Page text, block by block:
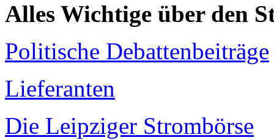
Alles Wichtige über den
Politische Debattenbeiträge
Lieferanten
Die Leipziger Strombörse